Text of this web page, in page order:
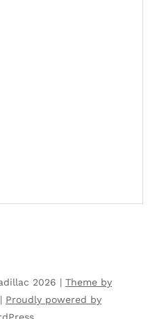
2026 | Theme by
| Proudly powered by